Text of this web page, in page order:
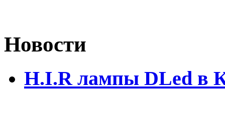
Новости
H.I.R лампы DLed в